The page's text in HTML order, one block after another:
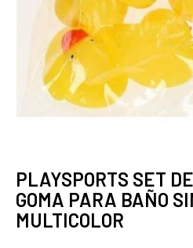
PLAYSPORTS SET
GOMA PARA BAÑO
MULTICOLOR